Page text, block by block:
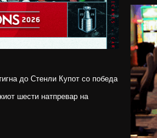
до Стенли Купот со победа
шести натпревар на